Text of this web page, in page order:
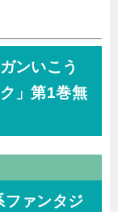
ンいこう
」第1巻無
ファンタジ